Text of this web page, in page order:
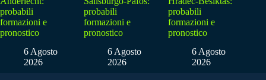
probabili
formazioni e
pronostico
6 Agosto
2026
probabili
formazioni e
pronostico
6 Agosto
2026
probabili
formazioni e
pronostico
6 Agosto
2026